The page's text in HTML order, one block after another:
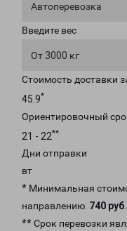
Автоперевозка
Введите вес
От 3000 кг
Стоимость доставки
45.9*
Ориентировочный
21 - 22**
Дни отправки
вт
* Минимальная
направлению: 740 руб.
** Срок перевозки